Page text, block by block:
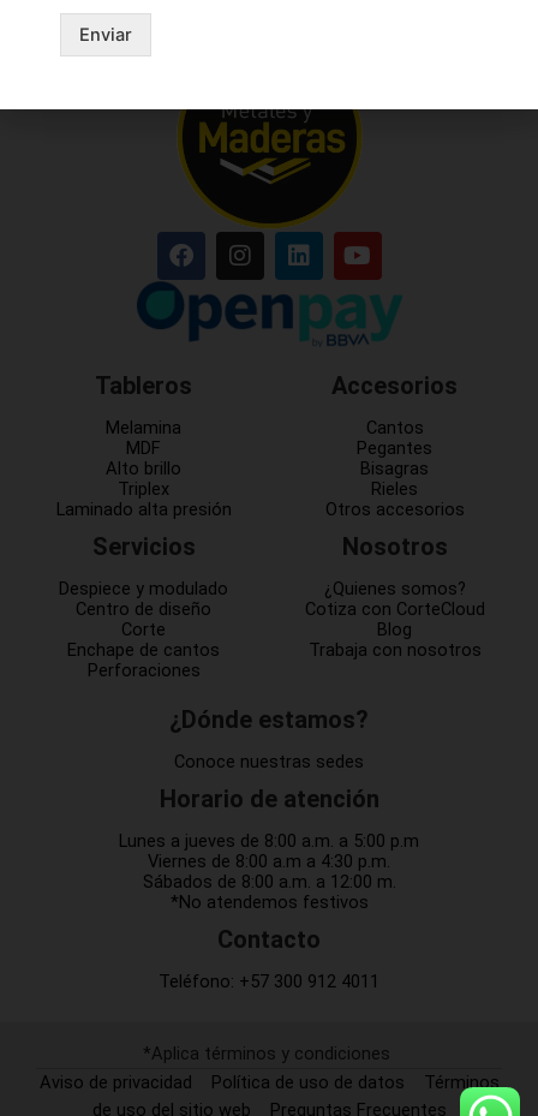
Tableros
Melamina
MDF
Alto brillo
Triplex
Laminado alta presión
Servicios
Despiece y modulado
Centro de diseño
Corte
Enchape de cantos
Perforaciones
Accesorios
Cantos
Pegantes
Bisagras
Rieles
Otros accesorios
Nosotros
¿Quienes somos?
Cotiza con CorteCloud
Blog
Trabaja con nosotros
¿Dónde estamos?
Conoce nuestras sedes
Horario de atención
Lunes a jueves de 8:00 a.m. a 5:00 p.m
Viernes de 8:00 a.m a 4:30 p.m.
Sábados de 8:00 a.m. a 12:00 m.
*No atendemos festivos
Contacto
Teléfono: +57 300 912 4011
*Aplica términos y condiciones
Aviso de privacidad
Política de uso de datos Términos
de uso del sitio web Preguntas Frecuentes
Enviar